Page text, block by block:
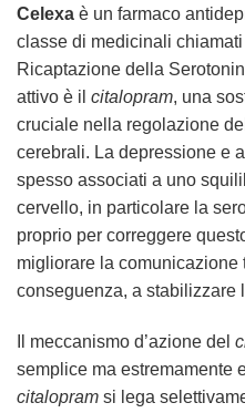
Celexa è un farmaco
classe di medicinali
Ricaptazione della
attivo è il citalopram, una
cruciale nella regolazione
cerebrali. La depressione e
spesso associati a uno
cervello, in particolare la
proprio per correggere
migliorare la comunicazione
conseguenza, a stabilizzare
Il meccanismo d’azione del
semplice ma estremamente
citalopram si lega